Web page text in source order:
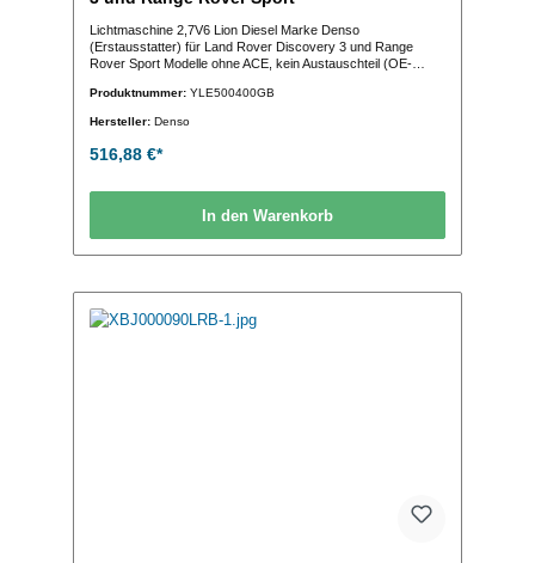
Lichtmaschine 2,7V6 Lion Diesel Marke Denso
(Erstausstatter) für Land Rover Discovery 3 und Range
Rover Sport Modelle ohne ACE, kein Austauschteil (OE-
Produktnummer: YLE500400GB
Hersteller: Denso
516,88 €*
In den Warenkorb